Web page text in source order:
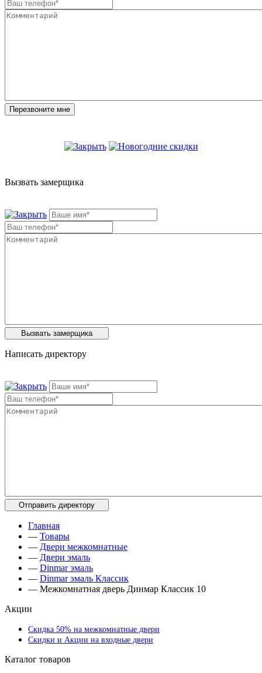
Вызвать замерщика
Написать директору
Главная
— Товары
— Двери межкомнатные
— Двери эмаль
— Dinmar эмаль
— Dinmar эмаль Классик
— Межкомнатная дверь Динмар Классик 10
Акции
Скидка 50% на межкомнатные двери
Скидки и Акции на входные двери
Каталог товаров